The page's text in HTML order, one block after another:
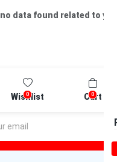
data found related to
0
Wishlist 0
Cart
to know about discounts